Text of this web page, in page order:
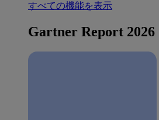
すべての機能を表示
Gartner Report 2026